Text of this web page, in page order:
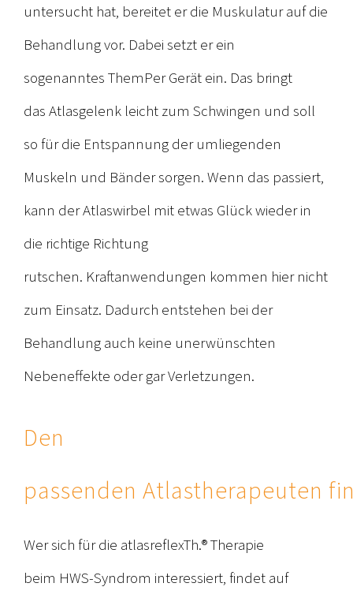
untersucht hat, bereitet er die Muskulatur auf die
Behandlung vor. Dabei setzt er ein
sogenanntes ThemPer Gerät ein. Das bringt
das Atlasgelenk leicht zum Schwingen und soll
so für die Entspannung der umliegenden
Muskeln und Bänder sorgen. Wenn das passiert,
kann der Atlaswirbel mit etwas Glück wieder in
die richtige Richtung
rutschen. Kraftanwendungen kommen hier nicht
zum Einsatz. Dadurch entstehen bei der
Behandlung auch keine unerwünschten
Nebeneffekte oder gar Verletzungen.
Den
passenden Atlastherapeuten
Wer sich für die atlasreflexTh.® Therapie
beim HWS-Syndrom interessiert, findet auf